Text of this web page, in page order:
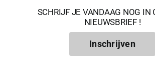
SCHRIJF JE VANDAAG NOG IN
NIEUWSBRIEF !
Inschrijven